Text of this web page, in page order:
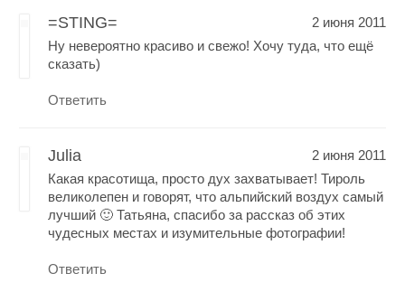
=STING=
2 июня 2011
Ну невероятно красиво и свежо! Хочу туда, что ещё
сказать)
Ответить
Julia
2 июня 2011
Какая красотища, просто дух захватывает! Тироль
великолепен и говорят, что альпийский воздух самый
лучший 🙂 Татьяна, спасибо за рассказ об этих
чудесных местах и изумительные фотографии!
Ответить